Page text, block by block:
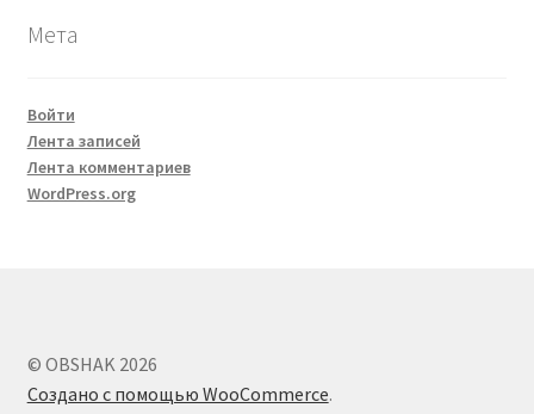
Мета
Войти
Лента записей
Лента комментариев
WordPress.org
© OBSHAK 2026
Создано с помощью WooCommerce.